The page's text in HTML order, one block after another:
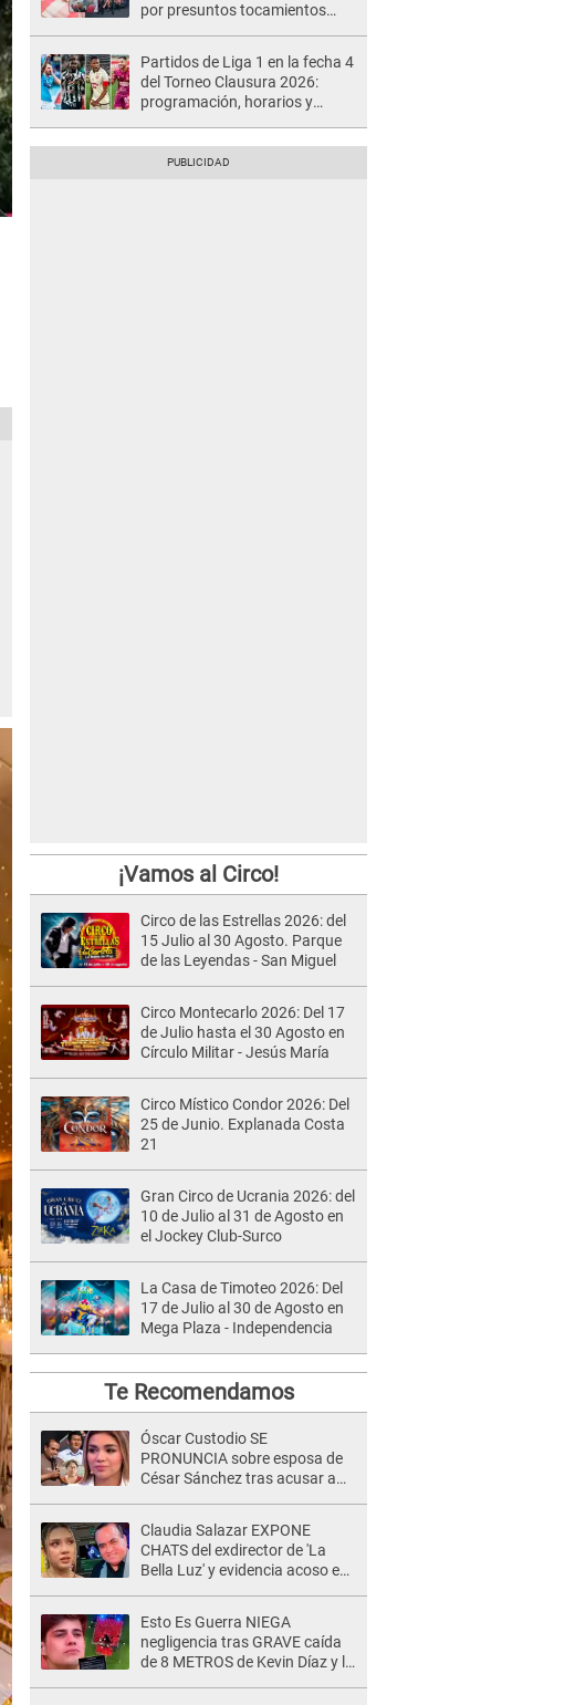
por presuntos tocamientos
Partidos de Liga 1 en la fecha 4
del Torneo Clausura 2026:
programación, horarios y
¡Vamos al Circo!
Circo de las Estrellas 2026: del
15 Julio al 30 Agosto. Parque
de las Leyendas - San Miguel
Circo Montecarlo 2026: Del 17
de Julio hasta el 30 Agosto en
Círculo Militar - Jesús María
Circo Místico Condor 2026: Del
25 de Junio. Explanada Costa
21
Gran Circo de Ucrania 2026: del
10 de Julio al 31 de Agosto en
el Jockey Club-Surco
La Casa de Timoteo 2026: Del
17 de Julio al 30 de Agosto en
Mega Plaza - Independencia
Te Recomendamos
Óscar Custodio SE
PRONUNCIA sobre esposa de
César Sánchez tras acusar a
de la justicia"
Claudia Salazar EXPONE
CHATS del exdirector de 'La
Bella Luz' y evidencia acoso e
Esto Es Guerra NIEGA
negligencia tras GRAVE caída
de 8 METROS de Kevin Díaz y lo